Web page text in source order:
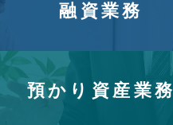
融資業務
預かり資産業務